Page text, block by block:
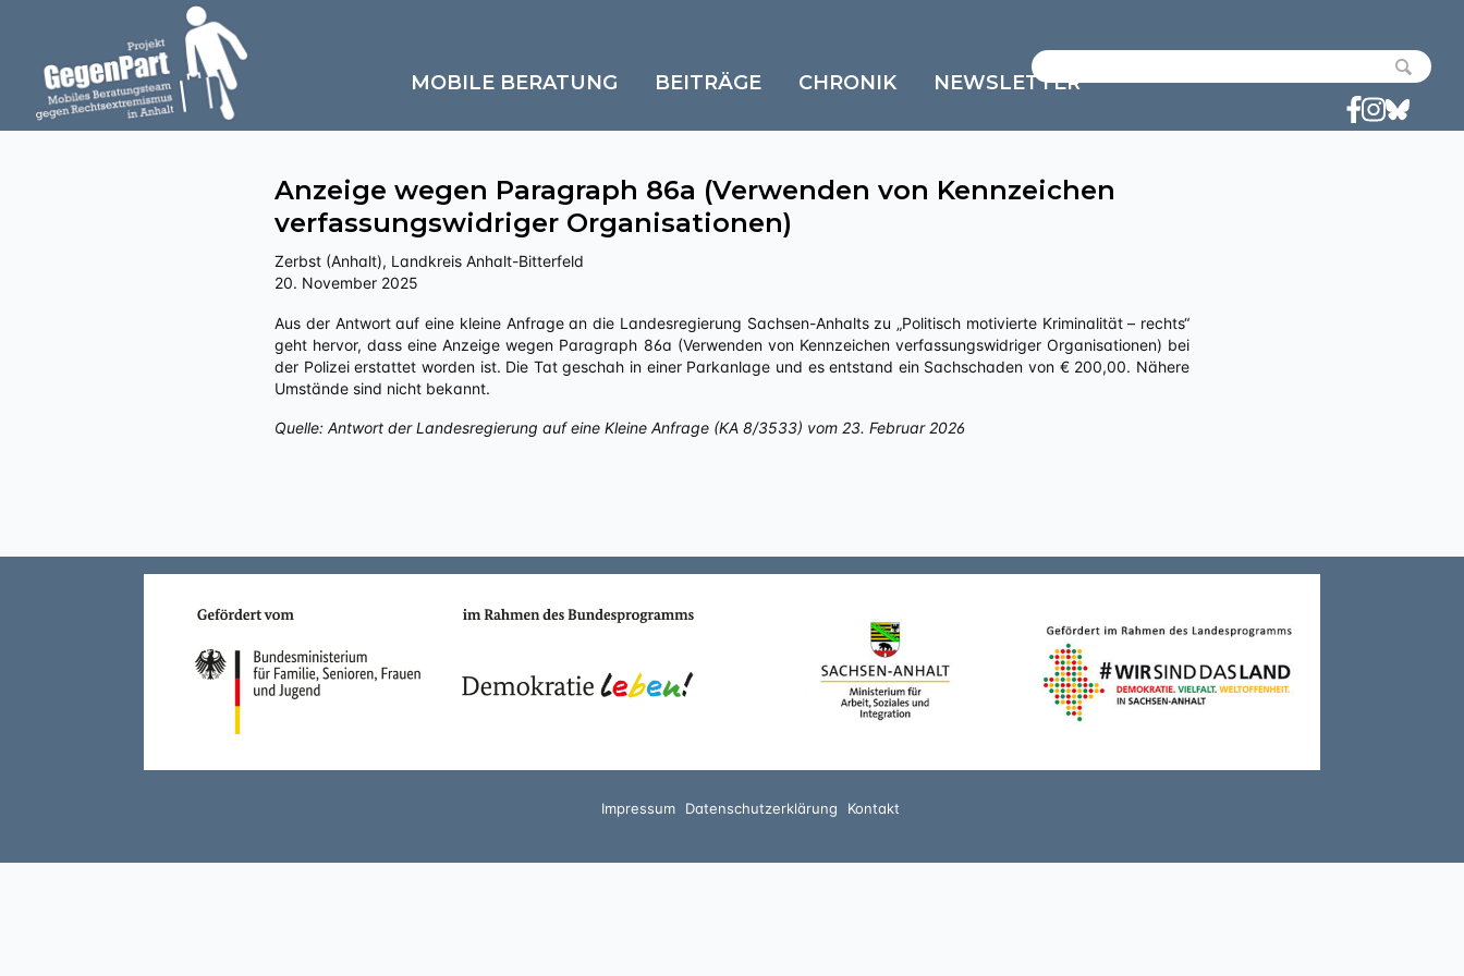
MOBILE BERATUNG BEITRÄGE CHRONIK NEWSLETTER
Anzeige wegen Paragraph 86a (Verwenden von Kennzeichen
verfassungswidriger Organisationen)
Zerbst (Anhalt), Landkreis Anhalt-Bitterfeld
20. November 2025
Aus der Antwort auf eine kleine Anfrage an die Landesregierung Sachsen-Anhalts zu „Politisch motivierte Kriminalität – rechts“
geht hervor, dass eine Anzeige wegen Paragraph 86a (Verwenden von Kennzeichen verfassungswidriger Organisationen) bei
der Polizei erstattet worden ist. Die Tat geschah in einer Parkanlage und es entstand ein Sachschaden von € 200,00. Nähere
Umstände sind nicht bekannt.
Quelle: Antwort der Landesregierung auf eine Kleine Anfrage (KA 8/3533) vom 23. Februar 2026
Impressum Datenschutzerklärung Kontakt